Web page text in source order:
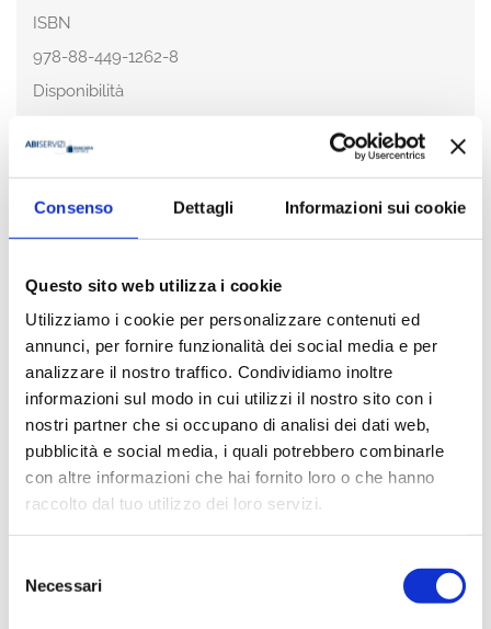
Consenso Dettagli Informazioni sui cookie
Questo sito web utilizza i cookie
Utilizziamo i cookie per personalizzare contenuti ed
annunci, per fornire funzionalità dei social media e per
analizzare il nostro traffico. Condividiamo inoltre
informazioni sul modo in cui utilizzi il nostro sito con i
nostri partner che si occupano di analisi dei dati web,
pubblicità e social media, i quali potrebbero combinarle
con altre informazioni che hai fornito loro o che hanno
raccolto dal tuo utilizzo dei loro servizi.
delNecessari
ISBN
978-88-449-1262-8
Disponibilità
Prezzo Internet Sconto 5%
€ 28,50
Sfoglia l'anteprima
Presentazione
Curato da
, il volume analizza i principali operatori
finanziari specializzati nel credito al consumo e nel